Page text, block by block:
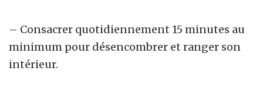
– Consacrer quotidiennement 15 minutes au
minimum pour désencombrer et ranger son
intérieur.